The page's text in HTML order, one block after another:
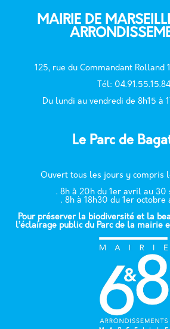
MAIRIE DE
125, rue du Commandant
él: 04.91.55.15.84
Du lundi au vendredi de 8h15 à
Le Parc de
Ouvert tous les jours y compris
. 8h à 20h du 1er avril au 30
. 8h à 18h30 du 1er octobre
Pour préserver la biodiversité et la
l’éclairage public du Parc de la mairie